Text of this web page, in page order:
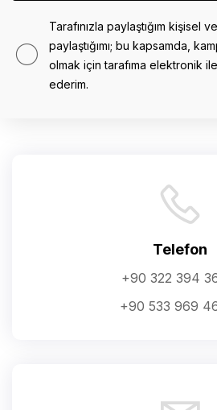
Tarafınızla paylaştığım kişisel
paylaştığımı; bu kapsamda,
olmak için tarafıma elektronik
ederim.
Telefon
+90 322 394
+90 533 969